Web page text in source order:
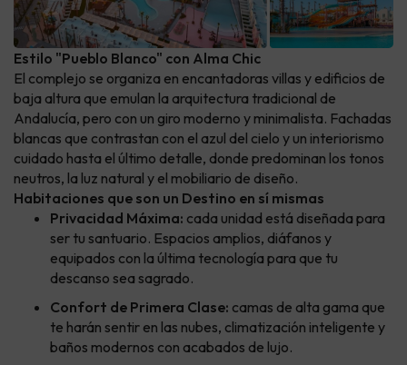
Estilo "Pueblo Blanco" con Alma Chic
El complejo se organiza en encantadoras villas y edificios de
baja altura que emulan la arquitectura tradicional de
Andalucía, pero con un giro moderno y minimalista. Fachadas
blancas que contrastan con el azul del cielo y un interiorismo
cuidado hasta el último detalle, donde predominan los tonos
neutros, la luz natural y el mobiliario de diseño.
Habitaciones que son un Destino en sí mismas
Privacidad Máxima: cada unidad está diseñada para
ser tu santuario. Espacios amplios, diáfanos y
equipados con la última tecnología para que tu
descanso sea sagrado.
Confort de Primera Clase: camas de alta gama que
te harán sentir en las nubes, climatización inteligente y
baños modernos con acabados de lujo.